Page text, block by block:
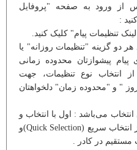
از ورود به صفحه "پروفایل
:
تنظیمات پیام" کلیک کنید.
دو گزینه "تنظیمات روزانه" یا
پیشوازتان محدوده زمانی
انتخاب نوع تنظیمات، جهت
" و "محدوده زمان" دلخواهتان
می‌باشد : اول با انتخاب و
تایپ زمان جدید؛ دوم با استفاده از انتخاب سریع (Quick Selection)و
در کادر .